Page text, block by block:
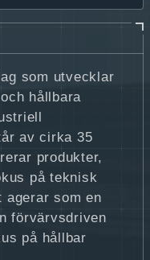
som utvecklar
hållbara
av cirka 35
produkter,
på teknisk
agerar som en
förvärvsdriven
på hållbar